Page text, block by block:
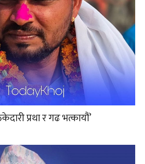
प्रथा र गढ भत्कायौं’